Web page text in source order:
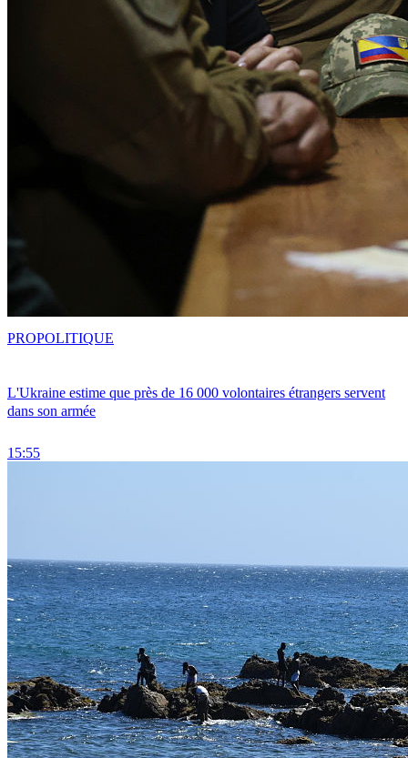
L'Ukraine estime que près de 16 000 volontaires étrangers servent
dans son armée
15:55
PROPOLITIQUE